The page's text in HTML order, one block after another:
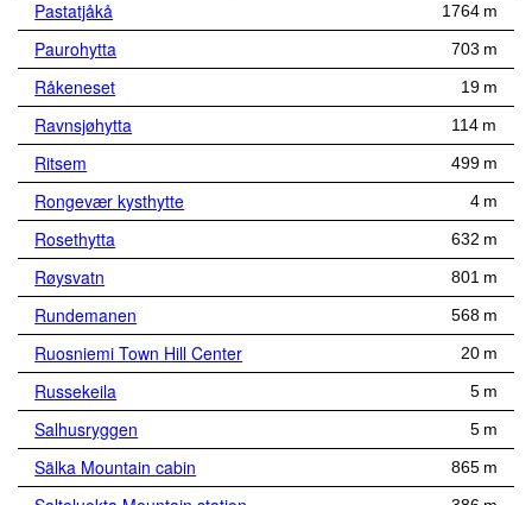
Pastatjåkå 1764 m
Paurohytta 703 m
Råkeneset 19 m
Ravnsjøhytta 114 m
Ritsem 499 m
Rongevær kysthytte 4 m
Rosethytta 632 m
Røysvatn 801 m
Rundemanen 568 m
Ruosniemi Town Hill Center 20 m
Russekeila 5 m
Salhusryggen 5 m
Sälka Mountain cabin 865 m